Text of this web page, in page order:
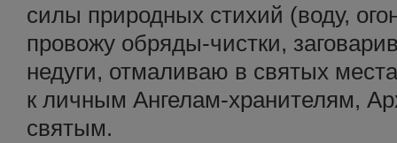
силы природных стихий (воду,
провожу обряды-чистки,
недуги, отмаливаю в святых
к личным Ангелам-хранителям,
святым.